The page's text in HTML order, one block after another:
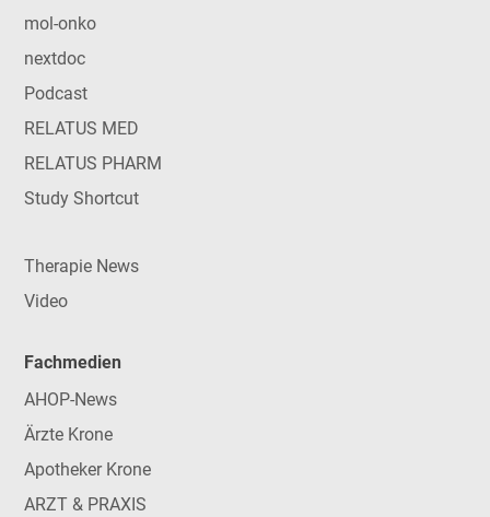
mol-onko
nextdoc
Podcast
RELATUS MED
RELATUS PHARM
Study Shortcut
Therapie News
Video
Fachmedien
AHOP-News
Ärzte Krone
Apotheker Krone
ARZT & PRAXIS